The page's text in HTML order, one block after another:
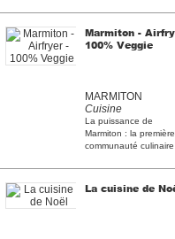
Marmiton -
100% Veggie
MARMITON
Cuisine
La puissance de
Marmiton : la première
communauté
La cuisine de